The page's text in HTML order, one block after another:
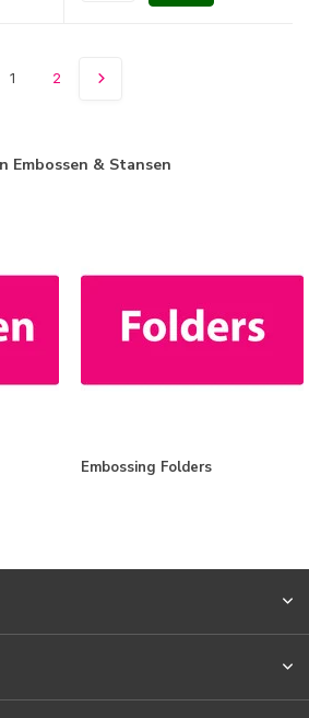
1 2
Embossen & Stansen
Embossing Folders